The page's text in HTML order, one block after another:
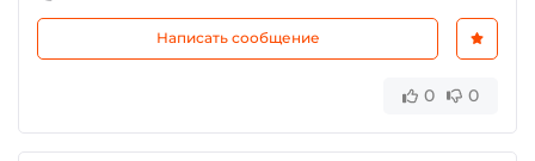
Написать сообщение
0 0